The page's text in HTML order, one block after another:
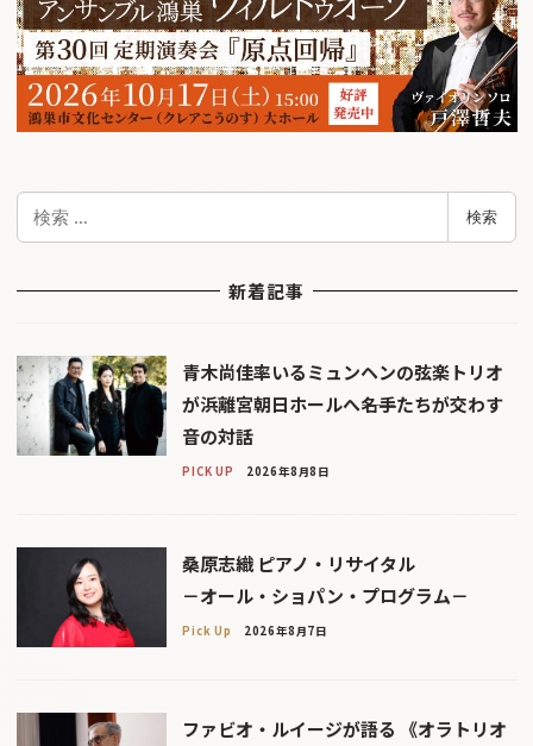
検
検索
新着記事
青木尚佳率いるミュンヘンの弦楽トリオ
が浜離宮朝日ホールへ――名手たちが交わす
音の対話
PICK UP 2026年8月8日
桑原志織 ピアノ・リサイタル
－オール・ショパン・プログラム－
Pick Up 2026年8月7日
ファビオ・ルイージが語る 《オラトリオ